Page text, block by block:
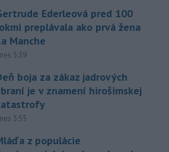
Ederleová pred 100
preplávala ako prvá žena
Manche
5:39
boja za zákaz jadrových
je v znamení hirošimskej
5:55
z populácie